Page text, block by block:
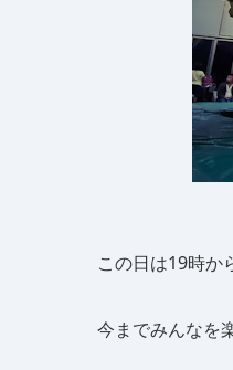
この日は19時か
今までみんなを